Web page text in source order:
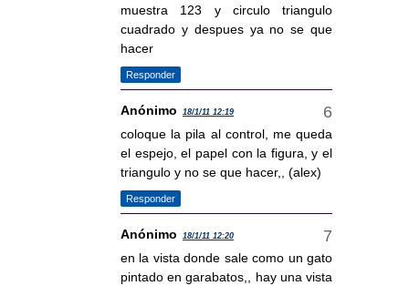
muestra 123 y circulo triangulo
cuadrado y despues ya no se que
hacer
Responder
Anónimo 18/1/11 12:19
coloque la pila al control, me queda
el espejo, el papel con la figura, y el
triangulo y no se que hacer,, (alex)
Responder
Anónimo 18/1/11 12:20
en la vista donde sale como un gato
pintado en garabatos,, hay una vista